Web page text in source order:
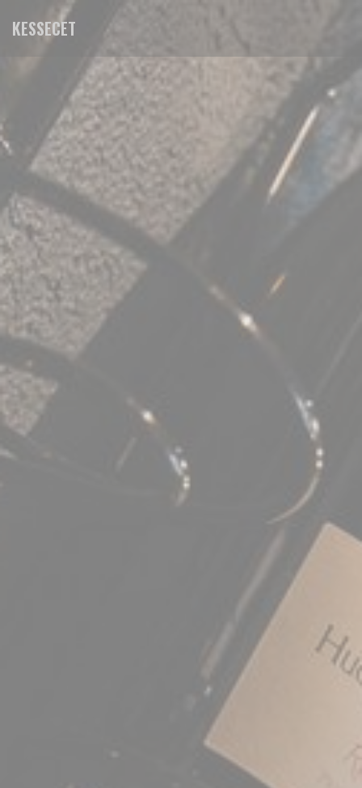
Πίνακας διαχείρισης "Μπισκότων" (Cookies)
KESSECET